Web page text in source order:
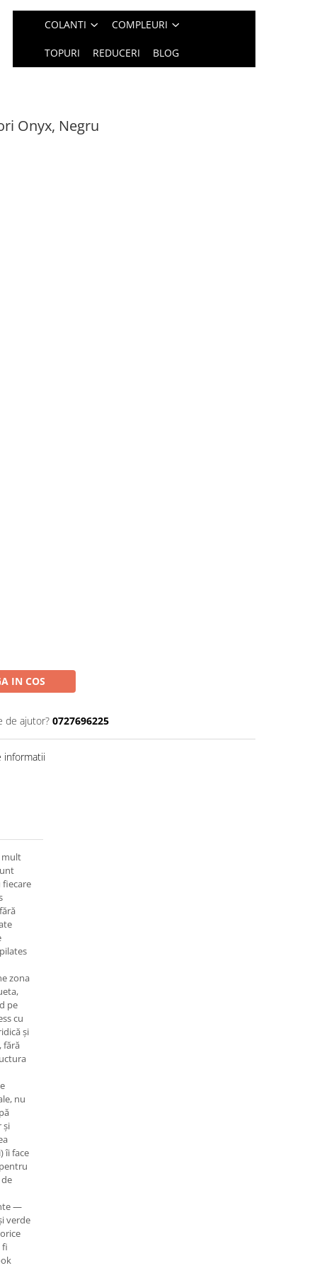
COLANTI COMPLEURI
TOPURI REDUCERI BLOG
Onyx, Negru
IN COS
de ajutor? 0727696225
informatii
mult
zona
pe
cu
și
fără
nu
și
îi face
—
verde
fi